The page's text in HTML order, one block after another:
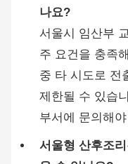
나요?
서울시 임산부
주 요건을 충족
중 타 시도로 전
제한될 수 있습
부서에 문의해
서울형 산후조